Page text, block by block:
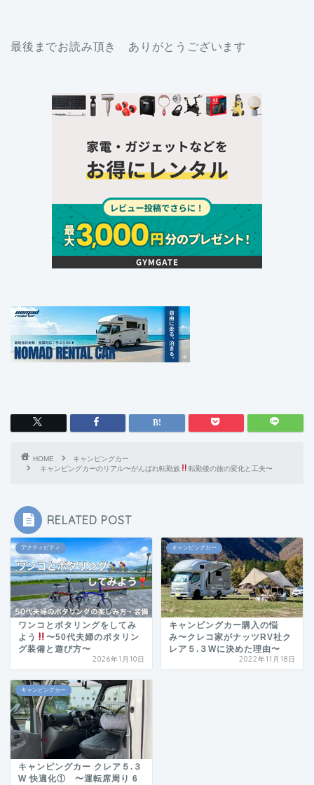
最後までお読み頂き ありがとうございます
HOME
キャンピングカー
キャンピングカーのリアル〜がんばれ転勤族
転勤後の旅の変化と工夫〜
RELATED POST
アクティビティ
ワンコとポタリングをしてみ
よう
〜50代夫婦のポタリン
グ装備と遊び方〜
2026年1月10日
キャンピングカー
キャンピングカー購入の悩
み〜クレコ家がナッツRV社ク
レア５.３Wに決めた理由〜
2022年11月18日
キャンピングカー
キャンピングカー クレア５.３
W 快適化① 〜運転席周り 6